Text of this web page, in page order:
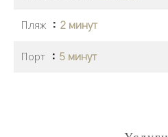
Пляж 2 минут
Порт 5 минут